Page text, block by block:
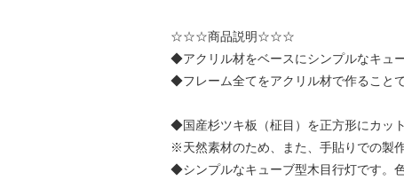
☆☆☆商品説明☆☆☆
◆アクリル材をベースにシンプルなキュ
◆フレーム全てをアクリル材で作ること
◆国産杉ツキ板（柾目）を正方形にカッ
※天然素材のため、また、手貼りでの製
◆シンプルなキューブ型木目行灯です。